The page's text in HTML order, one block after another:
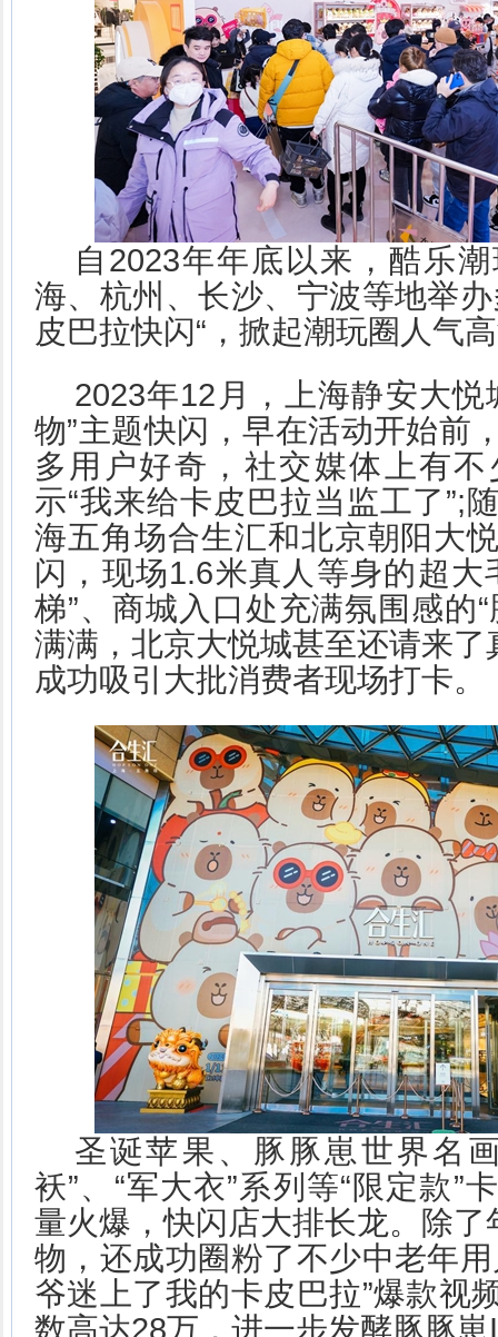
自2023年年底以来，酷乐
海、杭州、长沙、宁波等地举
皮巴拉快闪“，掀起潮玩圈人气
2023年12月，上海静安大悦
物”主题快闪，早在活动开始前
多用户好奇，社交媒体上有
示“我来给卡皮巴拉当监工了”;
海五角场合生汇和北京朝阳大
闪，现场1.6米真人等身的超大
梯”、商城入口处充满氛围感的
满满，北京大悦城甚至还请来了
成功吸引大批消费者现场打卡。
圣诞苹果、豚豚崽世界名
袄”、“军大衣”系列等“限定款”
量火爆，快闪店大排长龙。除了
物，还成功圈粉了不少中老年
爷迷上了我的卡皮巴拉”爆款视
数高达28万，进一步发酵豚豚